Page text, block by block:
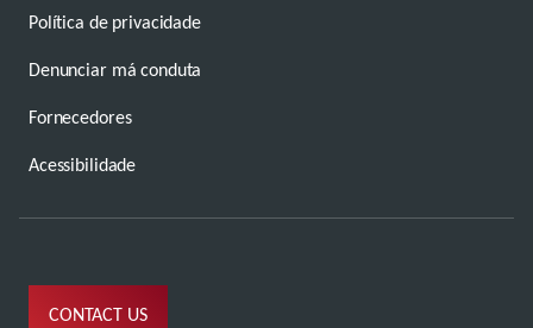
Política de privacidade
Denunciar má conduta
Fornecedores
Acessibilidade
CONTACT US